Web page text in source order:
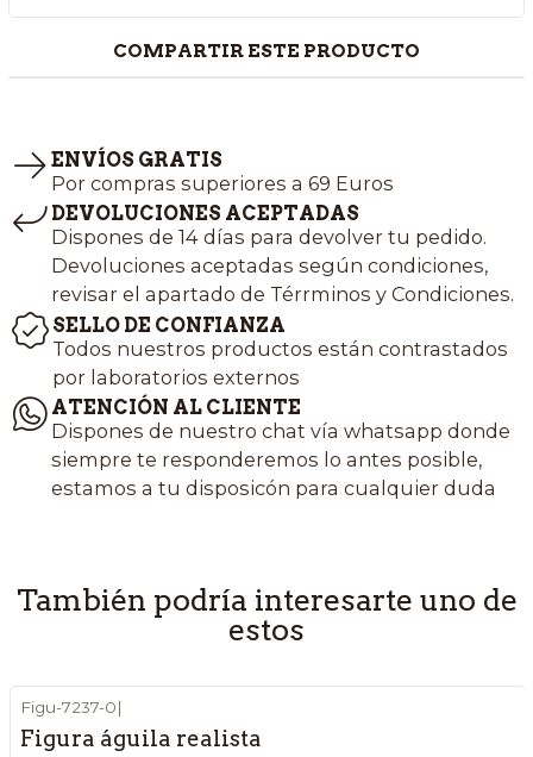
COMPARTIR ESTE PRODUCTO
ENVÍOS GRATIS
Por compras superiores a 69 Euros
DEVOLUCIONES ACEPTADAS
Dispones de 14 días para devolver tu pedido.
Devoluciones aceptadas según condiciones,
revisar el apartado de Térrminos y Condiciones.
SELLO DE CONFIANZA
Todos nuestros productos están contrastados
por laboratorios externos
ATENCIÓN AL CLIENTE
Dispones de nuestro chat vía whatsapp donde
siempre te responderemos lo antes posible,
estamos a tu disposicón para cualquier duda
También podría interesarte uno de
estos
Figu-7237-0|
Figura águila realista